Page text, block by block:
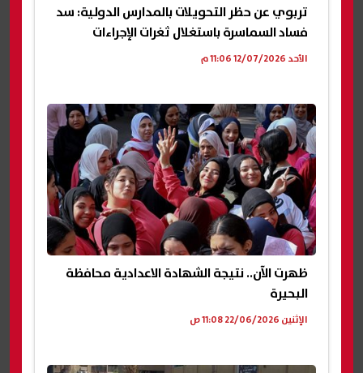
تربوي عن حظر التحويلات بالمدارس الدولية: سد
فساد السماسرة باستغلال ثغرات الإجراءات
الأحد 12/07/2026 11:06 م
ظهرت الآن.. نتيجة الشهادة الاعدادية محافظة
البحيرة
الإثنين 22/06/2026 11:08 ص